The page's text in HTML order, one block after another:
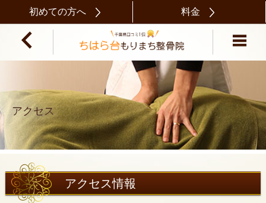
初めての方へ 料金
アクセス
アクセス情報